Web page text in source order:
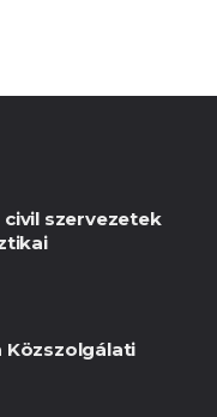
szervezetek
Közszolgálati